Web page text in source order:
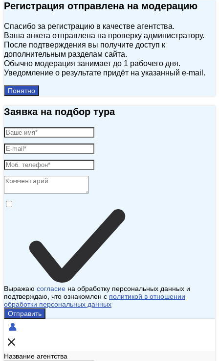
Регистрация отправлена на модерацию
Спасибо за регистрацию в качестве агентства.
Ваша анкета отправлена на проверку администратору.
После подтверждения вы получите доступ к
дополнительным разделам сайта.
Обычно модерация занимает до 1 рабочего дня.
Уведомление о результате придёт на указанный e‑mail.
Понятно
Заявка на подбор тура
Выражаю согласие на обработку персональных данных и
подтверждаю, что ознакомлен с политикой в отношении
обработки персональных данных
Отправить
Название агентства